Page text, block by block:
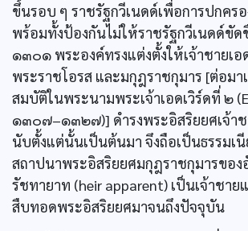
ขึ้นรอบ ๆ ราชรัฐกวีเนดด์เพื่อการปกครอ
พร้อมทั้งป้องกันไม่ให้ราชรัฐกวีเนดด์ขัด
๑๓๐๑ พระองค์ทรงแต่งตั้งให้เจ้าชายเอ
พระราชโอรส และมกุฎราชกุมาร [ต่อมา
สมบัติในพระนามพระเจ้าเอดเวิร์ดที่ ๒
๑๓๐๗–๑๓๒๗)] ดำรงพระอิสริยยศเจ้าช
นับตั้งแต่นั้นเป็นต้นมา จึงถือเป็นธรรมเ
สถาปนาพระอิสริยยศมกุฎราชกุมารขอ
รัชทายาท (heir apparent) เป็นเจ้าชาย
สืบทอดพระอิสริยยศมาจนถึงปัจจุบัน